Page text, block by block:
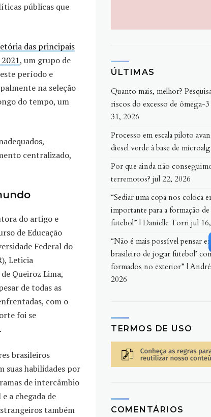
públicas que
das principais
, um grupo de
período e
na seleção
do tempo, um
centralizado,
do artigo e
de Educação
Federal do
Leticia
Queiroz Lima,
de todas as
com o
foi se
brasileiros
suas habilidades por
de intercâmbio
a chegada de
também
ÚLTIMAS
Quanto mais, melhor?
riscos do excesso de ômega-3
31, 2026
Processo em escala piloto
diesel verde à base de
Por que ainda não
terremotos? jul 22, 2026
“Sediar uma copa nos coloca
importante para a formação
futebol” | Danielle Torri jul
“Não é mais possível pensar
brasileiro de jogar futebol’
formados no exterior” |
2026
TERMOS DE USO
COMENTÁRIOS